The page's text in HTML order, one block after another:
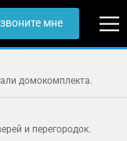
мне
домокомплекта.
и перегородок.